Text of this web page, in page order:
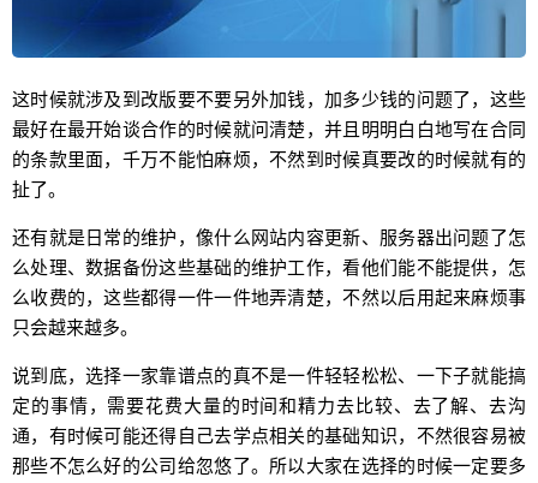
这时候就涉及到改版要不要另外加钱，加多少钱的问题了，这些
最好在最开始谈合作的时候就问清楚，并且明明白白地写在合同
的条款里面，千万不能怕麻烦，不然到时候真要改的时候就有的
扯了。
还有就是日常的维护，像什么网站内容更新、服务器出问题了怎
么处理、数据备份这些基础的维护工作，看他们能不能提供，怎
么收费的，这些都得一件一件地弄清楚，不然以后用起来麻烦事
只会越来越多。
说到底，选择一家靠谱点的真不是一件轻轻松松、一下子就能搞
定的事情，需要花费大量的时间和精力去比较、去了解、去沟
通，有时候可能还得自己去学点相关的基础知识，不然很容易被
那些不怎么好的公司给忽悠了。所以大家在选择的时候一定要多